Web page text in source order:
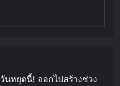
นหยุดนี้! ออกไปสร้างช่วง